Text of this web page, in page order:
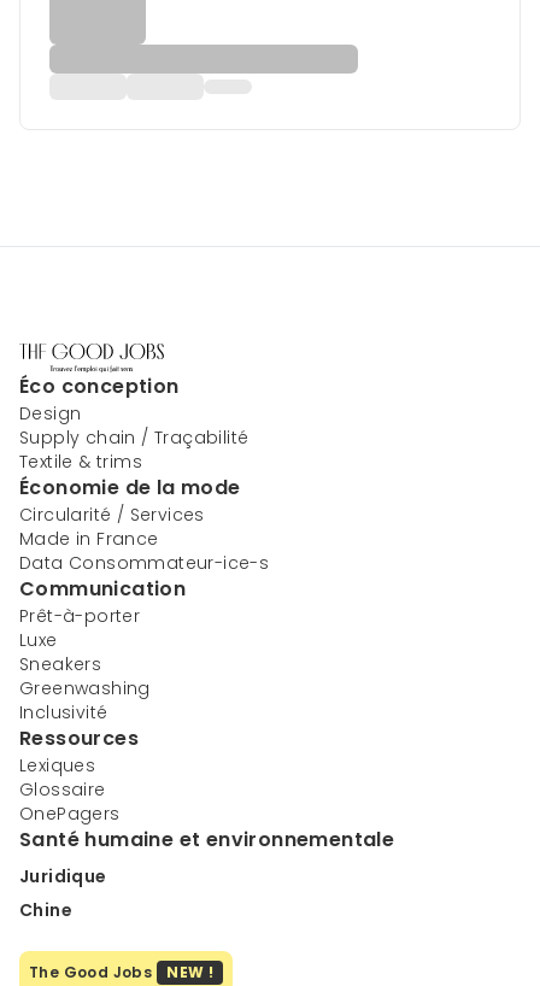
Éco conception
Design
Supply chain / Traçabilité
Textile & trims
Économie de la mode
Circularité / Services
Made in France
Data Consommateur-ice-s
Communication
Prêt-à-porter
Luxe
Sneakers
Greenwashing
Inclusivité
Ressources
Lexiques
Glossaire
OnePagers
Santé humaine et environnementale
Juridique
Chine
The Good Jobs NEW !